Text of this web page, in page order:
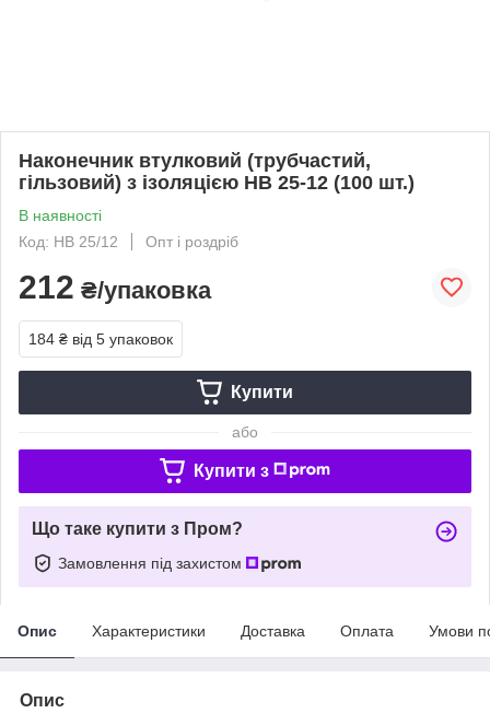
Наконечник втулковий (трубчастий,
гільзовий) з ізоляцією НВ 25-12 (100 шт.)
В наявності
Код: HB 25/12
Опт і роздріб
212 ₴/упаковка
184 ₴ від 5 упаковок
Купити
або
Купити з
Що таке купити з Пром?
Замовлення під захистом
Опис Характеристики Доставка Оплата Умови
Опис